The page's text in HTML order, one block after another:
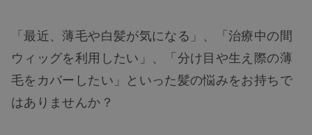
「最近、薄毛や白髪が気になる」、「治療中の間
ウィッグを利用したい」、「分け目や生え際の薄
毛をカバーしたい」といった髪の悩みをお持ちで
はありませんか？